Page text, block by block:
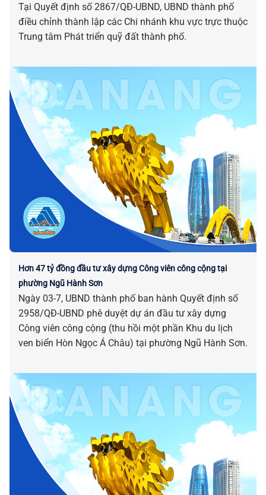
Tại Quyết định số 2867/QĐ-UBND, UBND thành phố
điều chỉnh thành lập các Chi nhánh khu vực trực thuộc
Trung tâm Phát triển quỹ đất thành phố.
Hơn 47 tỷ đồng đầu tư xây dựng Công viên công cộng tại
phường Ngũ Hành Sơn
Ngày 03-7, UBND thành phố ban hành Quyết định số
2958/QĐ-UBND phê duyệt dự án đầu tư xây dựng
Công viên công cộng (thu hồi một phần Khu du lịch
ven biển Hòn Ngọc Á Châu) tại phường Ngũ Hành Sơn.